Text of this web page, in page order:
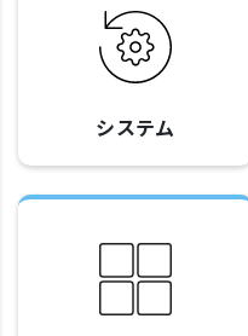
システム